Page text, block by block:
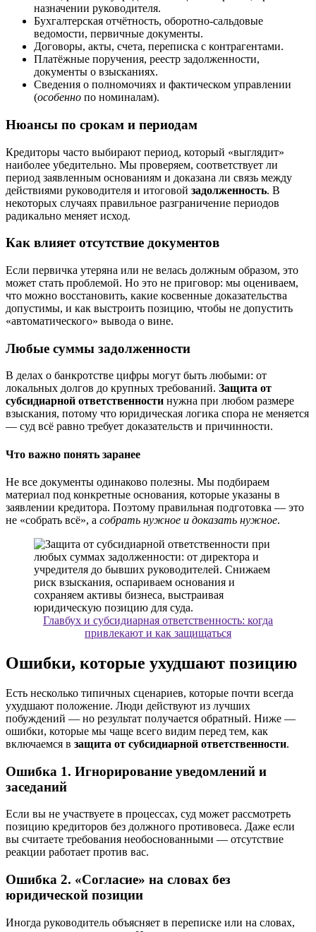
назначении руководителя.
Бухгалтерская отчётность, оборотно-сальдовые
ведомости, первичные документы.
Договоры, акты, счета, переписка с контрагентами.
Платёжные поручения, реестр задолженности,
документы о взысканиях.
Сведения о полномочиях и фактическом управлении
(особенно по номиналам).
Нюансы по срокам и периодам
Кредиторы часто выбирают период, который «выглядит»
наиболее убедительно. Мы проверяем, соответствует ли
период заявленным основаниям и доказана ли связь между
действиями руководителя и итоговой задолженность. В
некоторых случаях правильное разграничение периодов
радикально меняет исход.
Как влияет отсутствие документов
Если первичка утеряна или не велась должным образом, это
может стать проблемой. Но это не приговор: мы оцениваем,
что можно восстановить, какие косвенные доказательства
допустимы, и как выстроить позицию, чтобы не допустить
«автоматического» вывода о вине.
Любые суммы задолженности
В делах о банкротстве цифры могут быть любыми: от
локальных долгов до крупных требований. Защита от
субсидиарной ответственности нужна при любом размере
взыскания, потому что юридическая логика спора не меняется
— суд всё равно требует доказательств и причинности.
Что важно понять заранее
Не все документы одинаково полезны. Мы подбираем
материал под конкретные основания, которые указаны в
заявлении кредитора. Поэтому правильная подготовка — это
не «собрать всё», а собрать нужное и доказать нужное.
Главбух и субсидиарная ответственность: когда
привлекают и как защищаться
Ошибки, которые ухудшают позицию
Есть несколько типичных сценариев, которые почти всегда
ухудшают положение. Люди действуют из лучших
побуждений — но результат получается обратный. Ниже —
ошибки, которые мы чаще всего видим перед тем, как
включаемся в защита от субсидиарной ответственности.
Ошибка 1. Игнорирование уведомлений и
заседаний
Если вы не участвуете в процессах, суд может рассмотреть
позицию кредиторов без должного противовеса. Даже если
вы считаете требования необоснованными — отсутствие
реакции работает против вас.
Ошибка 2. «Согласие» на словах без
юридической позиции
Иногда руководитель объясняет в переписке или на словах,